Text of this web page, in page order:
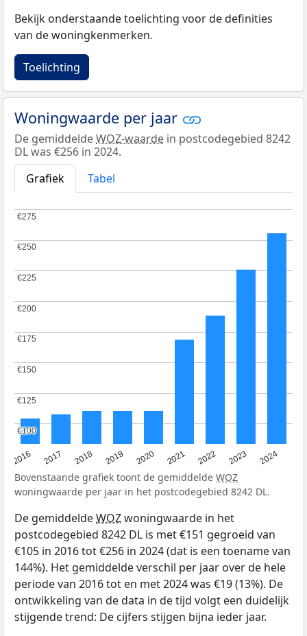
Bekijk onderstaande toelichting voor de definities
van de woningkenmerken.
Toelichting
Woningwaarde per jaar
De gemiddeldeWOZ-waarde in postcodegebied 8242
DL was €256 in 2024.
Grafiek
Tabel
2016 2017 2018 2019 2020 2021 2022 2023 2024
€100
€100
€125
€125
€150
€150
€175
€175
€200
€200
€225
€225
€250
€250
€275
€275
Bovenstaande grafiek toont de gemiddelde WOZ
woningwaarde per jaar in het postcodegebied 8242 DL.
De gemiddeldeWOZwoningwaarde in het
postcodegebied 8242 DL is met €151 gegroeid van
€105 in 2016 tot €256 in 2024 (dat is een toename van
144%). Het gemiddelde verschil per jaar over de hele
periode van 2016 tot en met 2024 was €19 (13%). De
ontwikkeling van de data in de tijd volgt een duidelijk
stijgende trend: De cijfers stijgen bijna ieder jaar.